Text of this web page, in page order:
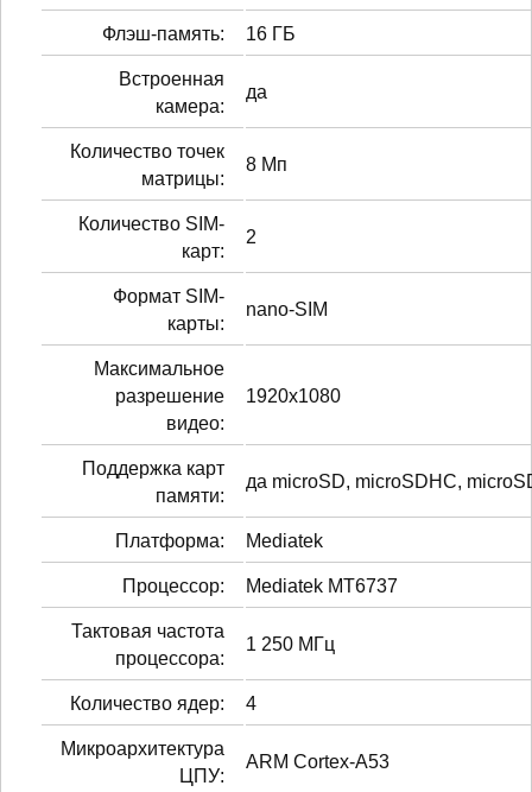
Флэш-память: 16 ГБ
Встроенная
камера:
да
Количество точек
матрицы:
8 Мп
Количество SIM-
карт:
2
Формат SIM-
карты:
nano-SIM
Максимальное
разрешение
видео:
1920x1080
Поддержка карт
памяти:
да microSD, microSDHC,
Платформа: Mediatek
Процессор: Mediatek MT6737
Тактовая частота
процессора:
1 250 МГц
Количество ядер: 4
Микроархитектура
ЦПУ:
ARM Cortex-A53